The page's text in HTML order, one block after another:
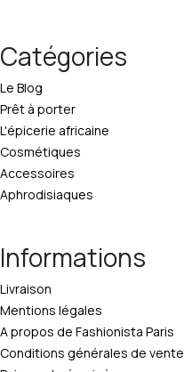
Catégories
Le Blog
Prêt à porter
L'épicerie africaine
Cosmétiques
Accessoires
Aphrodisiaques
Informations
Livraison
Mentions légales
A propos de Fashionista Paris
Conditions générales de vente